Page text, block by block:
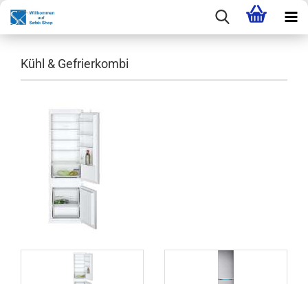
Kühl & Gefrierkombi